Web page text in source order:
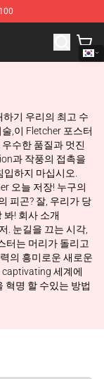
Shop
기 우리의 최고 수
,이 Fletcher 포스터
수한 품질과 멋진
과 작풍의 접촉을
하지 마십시오.
오늘 저장! 누구의
피곤? 잘, 우리가 당
! 회사 소개
. 눈길을 끄는 시각,
터는 머리가 돌리고
의 흥미로운 새로운
세계에
혁명 할 수있는 방법